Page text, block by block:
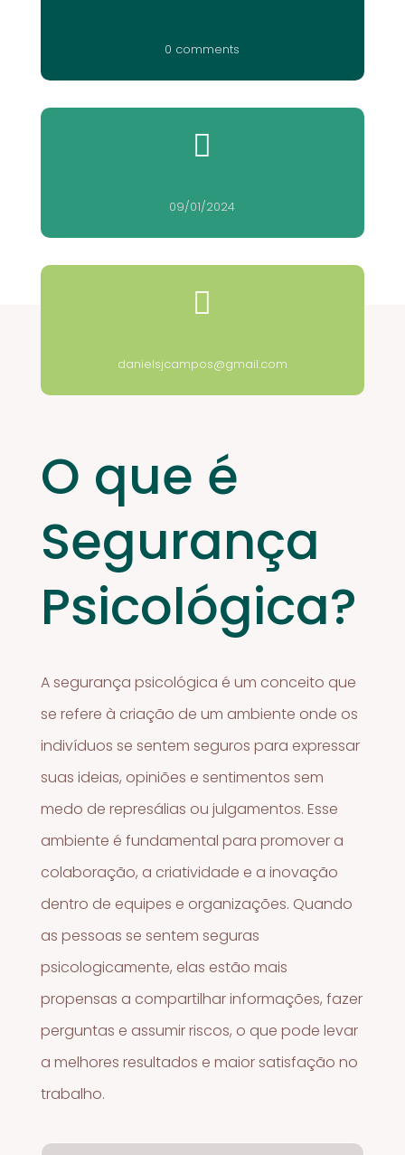
0 comments

09/01/2024

danielsjcampos@gmail.com
O que é
Segurança
Psicológica?
A segurança psicológica é um conceito que
se refere à criação de um ambiente onde os
indivíduos se sentem seguros para expressar
suas ideias, opiniões e sentimentos sem
medo de represálias ou julgamentos. Esse
ambiente é fundamental para promover a
colaboração, a criatividade e a inovação
dentro de equipes e organizações. Quando
as pessoas se sentem seguras
psicologicamente, elas estão mais
propensas a compartilhar informações, fazer
perguntas e assumir riscos, o que pode levar
a melhores resultados e maior satisfação no
trabalho.